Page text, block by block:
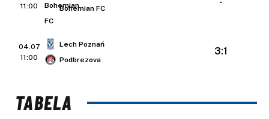
11:00
Bohemian FC
04.07
11:00
Lech Poznań
Podbrezova
3:1
TABELA